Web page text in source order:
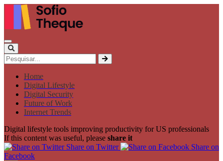
Home
Digital Lifestyle
Digital Security
Future of Work
Internet Trends
Digital lifestyle tools improving productivity for US professionals
If this content was useful, please share it
Share on Twitter
Share on
Facebook